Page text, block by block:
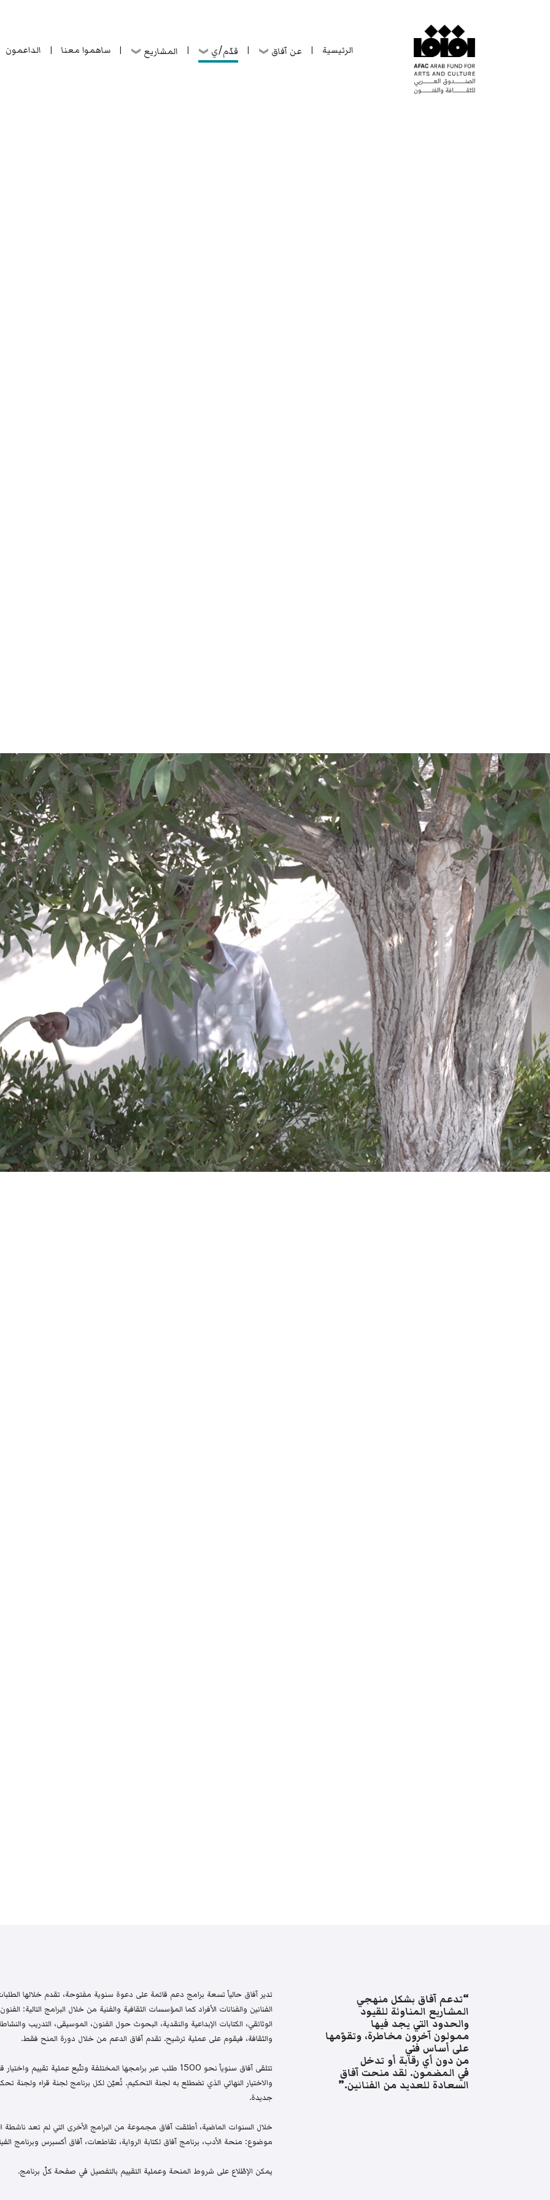
الرئيسية | عن آفاق | قدّم/ي | المشاريع | ساهموا معنا | الداعمون
“تدعم آفاق بشكل منهجي
المشاريع المناوئة للقيود
والحدود التي يجد فيها
ممولون آخرون مخاطرة، وتقوّمها
على أساس فني
من دون أي رقابة أو تدخل
في المضمون. لقد منحت آفاق
السعادة للعديد من الفنانين.”
تدير آفاق حالياً تسعة برامج دعم قائمة على دعوة سنوية مفتوحة، تقدم خلالها
الفنانين والفنانات الأفراد كما المؤسسات الثقافية والفنية من خلال البرامج التالية:
الوثائقي، الكتابات الإبداعية والنقدية، البحوث حول الفنون، الموسيقى، التدريب
والثقافة، فيقوم على عملية ترشيح. تقدم آفاق الدعم من خلال دورة المنح فقط.
تتلقى آفاق سنوياً نحو 1500 طلب عبر برامجها المختلفة وتتّبع عملية
والاختيار النهائي الذي تضطلع به لجنة التحكيم. تُعيّن لكل برنامج لجنة قراء
جديدة.
خلال السنوات الماضية، أطلقت آفاق مجموعة من البرامج الأخرى التي لم تعد ناشطة
موضوع: منحة الأدب، برنامج آفاق لكتابة الرواية، تقاطعات، آفاق أكسبرس وبرنامج
يمكن الإطّلاع على شروط المنحة وعملية التقييم بالتفصيل في صفحة كلّ برنامج.